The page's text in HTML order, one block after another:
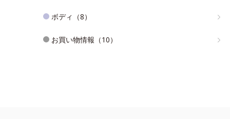
ボディ（8）
お買い物情報（10）